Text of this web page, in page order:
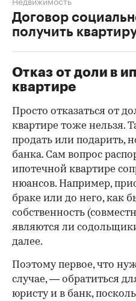
Договор
получить
Отказ от доли в
квартире
Просто отказаться от
квартире тоже нельзя.
продать или подарить,
банка. Сам вопрос
ипотечной квартире
нюансов. Например,
браке или до него, как
собственность
являются ли
далее.
Поэтому первое, что
случае, — обратиться
юристу и в банк,